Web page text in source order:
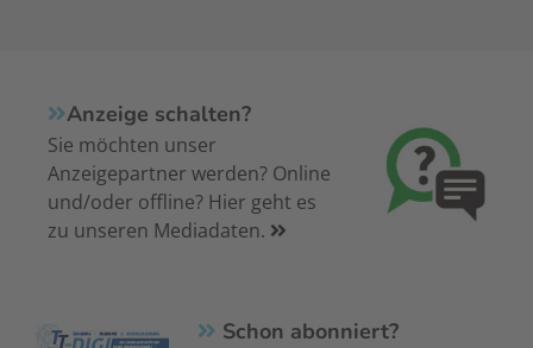
Anzeige schalten?
Sie möchten unser
Anzeigepartner werden? Online
und/oder offline? Hier geht es
zu unseren Mediadaten.
Schon abonniert?